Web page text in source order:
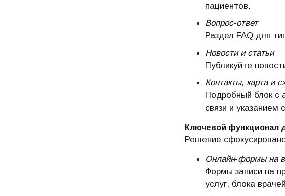
пациентов.
Вопрос‑ответ
Раздел FAQ для
Новости и статьи
Публикуйте
Контакты, карта и
Подробный блок с
связи и указанием
Ключевой функционал
Решение
Онлайн‑формы на
Формы записи на
услуг, блока